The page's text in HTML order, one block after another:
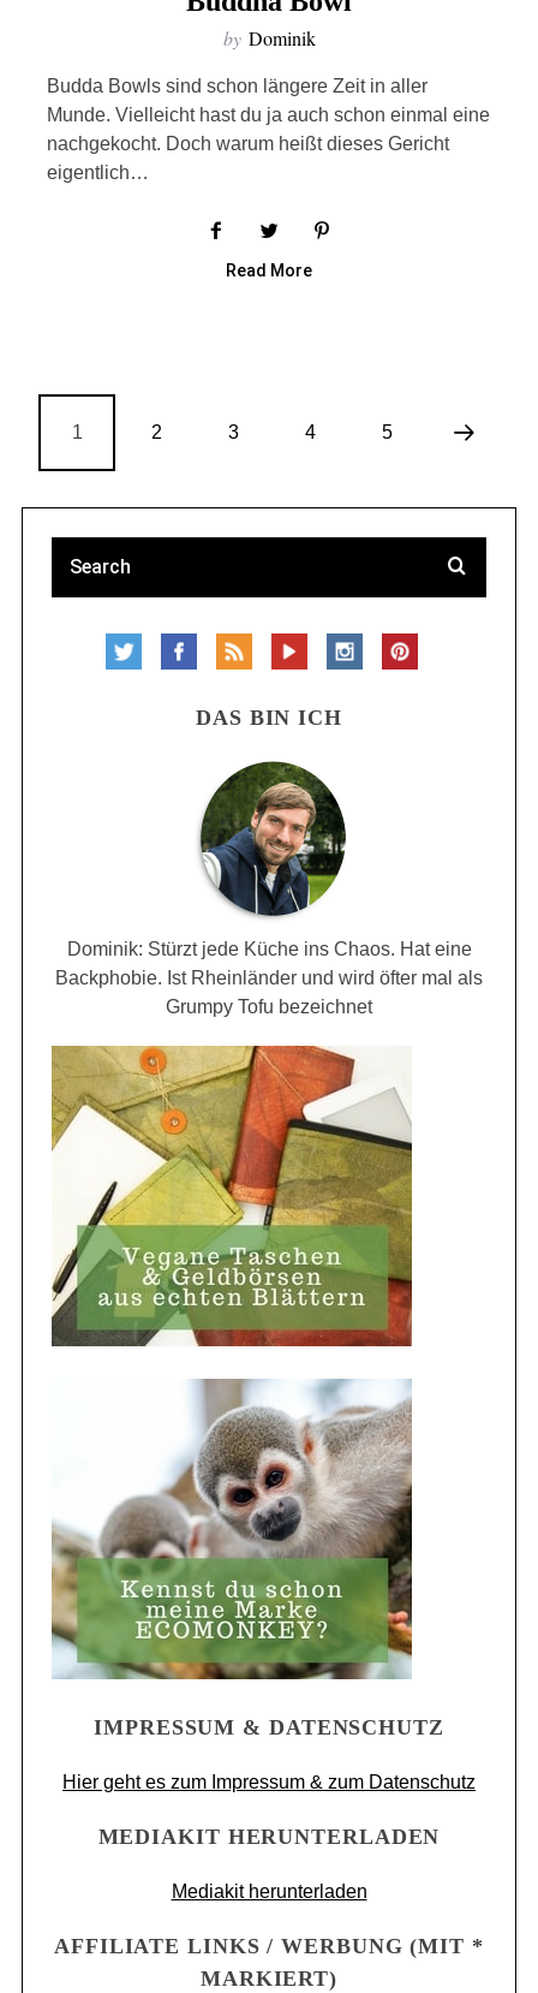
by Dominik
Budda Bowls sind schon längere Zeit in aller
Munde. Vielleicht hast du ja auch schon einmal eine
nachgekocht. Doch warum heißt dieses Gericht
eigentlich…
Read More
1 2 3 4 5
DAS BIN ICH
Dominik: Stürzt jede Küche ins Chaos. Hat eine
Backphobie. Ist Rheinländer und wird öfter mal als
Grumpy Tofu bezeichnet
IMPRESSUM & DATENSCHUTZ
Hier geht es zum Impressum & zum Datenschutz
MEDIAKIT HERUNTERLADEN
Mediakit herunterladen
AFFILIATE LINKS / WERBUNG (MIT *
MARKIERT)